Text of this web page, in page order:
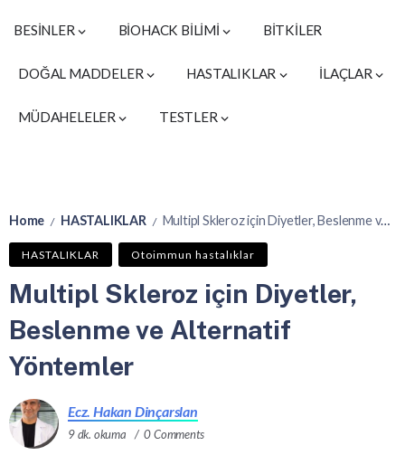
BESİNLER BİOHACK BİLİMİ BİTKİLER
DOĞAL MADDELER HASTALIKLAR İLAÇLAR
MÜDAHELELER TESTLER
Home / HASTALIKLAR / Multipl Skleroz için Diyetler, Beslenme ve Alternatif Yöntemler
HASTALIKLAR Otoimmun hastalıklar
Multipl Skleroz için Diyetler,
Beslenme ve Alternatif
Yöntemler
Ecz. Hakan Dinçarslan
9 dk. okuma 0 Comments